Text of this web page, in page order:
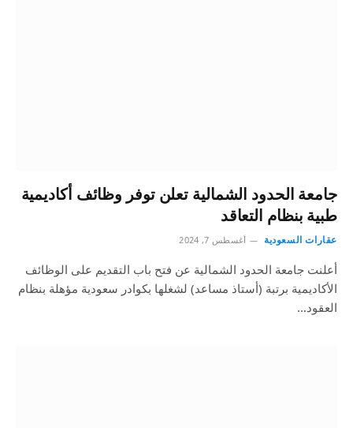
جامعة الحدود الشمالية تعلن توفر وظائف أكاديمية
طبية بنظام التعاقد
عقارات السعودية أغسطس 7, 2024
أعلنت جامعة الحدود الشمالية عن فتح باب التقديم على الوظائف
الأكاديمية برتبة (أستاذ مساعد) لشغلها بكوادر سعودية مؤهلة بنظام
العقود…